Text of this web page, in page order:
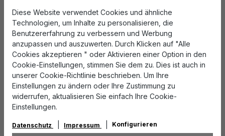
Diese Website verwendet Cookies und ähnliche
Technologien, um Inhalte zu personalisieren, die
Benutzererfahrung zu verbessern und Werbung
anzupassen und auszuwerten. Durch Klicken auf "Alle
Cookies akzeptieren " oder Aktivieren einer Option in den
Cookie-Einstellungen, stimmen Sie dem zu. Dies ist auch in
unserer Cookie-Richtlinie beschrieben. Um Ihre
Einstellungen zu ändern oder Ihre Zustimmung zu
widerrufen, aktualisieren Sie einfach Ihre Cookie-
Einstellungen.
Datenschutz Impressum Konfigurieren